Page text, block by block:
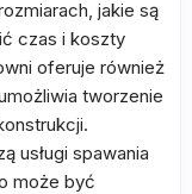
jakie są
czas i koszty
oferuje również
tworzenie
usługi spawania
może być